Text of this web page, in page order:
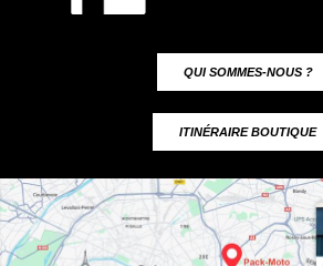
QUI SOMMES-NOUS ?
ITINÉRAIRE BOUTIQUE